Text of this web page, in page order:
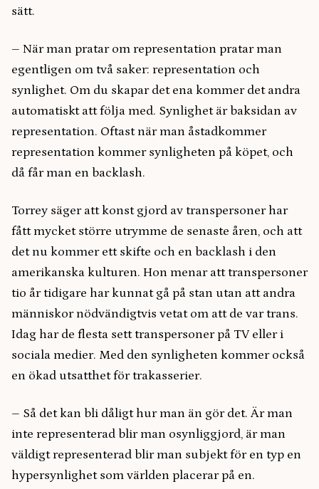
sätt.
– När man pratar om representation pratar man
egentligen om två saker: representation och
synlighet. Om du skapar det ena kommer det andra
automatiskt att följa med. Synlighet är baksidan av
representation. Oftast när man åstadkommer
representation kommer synligheten på köpet, och
då får man en backlash.
Torrey säger att konst gjord av transpersoner har
fått mycket större utrymme de senaste åren, och att
det nu kommer ett skifte och en backlash i den
amerikanska kulturen. Hon menar att transpersoner
tio år tidigare har kunnat gå på stan utan att andra
människor nödvändigtvis vetat om att de var trans.
Idag har de flesta sett transpersoner på TV eller i
sociala medier. Med den synligheten kommer också
en ökad utsatthet för trakasserier.
– Så det kan bli dåligt hur man än gör det. Är man
inte representerad blir man osynliggjord, är man
väldigt representerad blir man subjekt för en typ en
hypersynlighet som världen placerar på en.